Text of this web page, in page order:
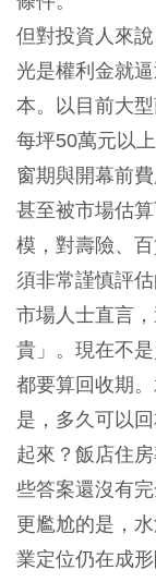
但對投資人來
光是權利金就
本。以目前大
每坪50萬元以
窗期與開幕前
甚至被市場估
模，對壽險、
須非常謹慎評估
市場人士直言
貴」。現在不
都要算回收期
是，多久可以
起來？飯店住
些答案還沒有
更尷尬的是，
業定位仍在成